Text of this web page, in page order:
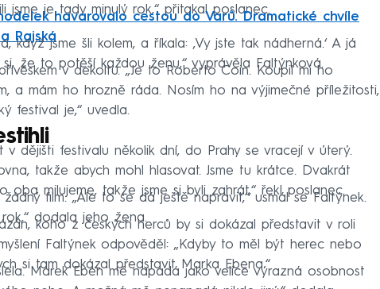
jsme je tady minulý rok,“ přitakal poslanec.
havarovalo cestou do Varů. Dramatické chvíle
Rajská
když jsme šli kolem, a říkala: ‚Vy jste tak nádherná.‘ A já
že to potěší každou ženu,“ vyprávěla Faltýnková.
v dekoltu. „Je to Roberto Coin. Koupil mi ho
a mám ho hrozně ráda. Nosím ho na výjimečné příležitosti,
festival je,“ uvedla.
v dějišti festivalu několik dní, do Prahy se vracejí v úterý.
takže abych mohl hlasovat. Jsme tu krátce. Dvakrát
oba milujeme, takže jsme si byli zahrát,“ řekl poslanec.
film. „Ale to se dá ještě napravit,“ usmál se Faltýnek.
dodala jeho žena.
koho z českých herců by si dokázal představit v roli
Faltýnek odpověděl: „Kdyby to měl být herec nebo
si tam dokázal představit Marka Ebena.“
Marek Eben mě napadá jako velice výrazná osobnost